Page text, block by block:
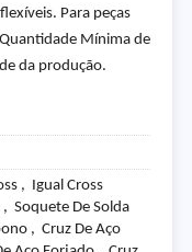
Para peças
Mínima de
da produção.
, Igual Cross
Soquete De Solda
, Cruz De Aço